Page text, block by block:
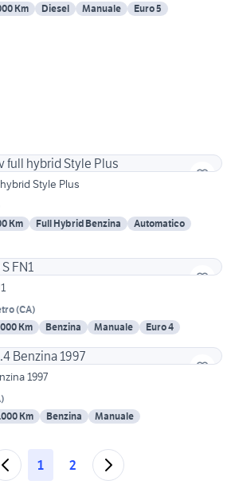
Km Diesel Manuale Euro 5
Nuova Honda Hr-v full hybrid Style Plus
Km Full Hybrid Benzina
Automatico
(CA)
Km Benzina Manuale
Euro 4
1997
)
Km Benzina Manuale
1 2